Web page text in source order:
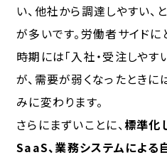
い、他社から調達しやすい
が多いです。労働者サイドに
時期には「入社・受注しやす
が、需要が弱くなったときに
みに変わります。
さらにまずいことに、標準化
SaaS、業務システムによる